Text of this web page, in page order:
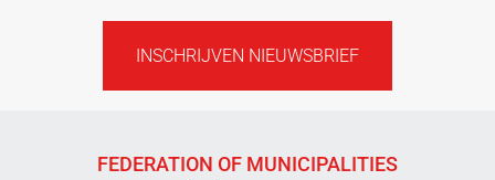
INSCHRIJVEN NIEUWSBRIEF
FEDERATION OF MUNICIPALITIES